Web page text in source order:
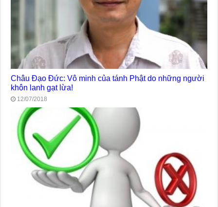
Châu Đạo Đức: Vô minh của tánh Phật do những người
khôn lanh gạt lừa!
12/07/2018